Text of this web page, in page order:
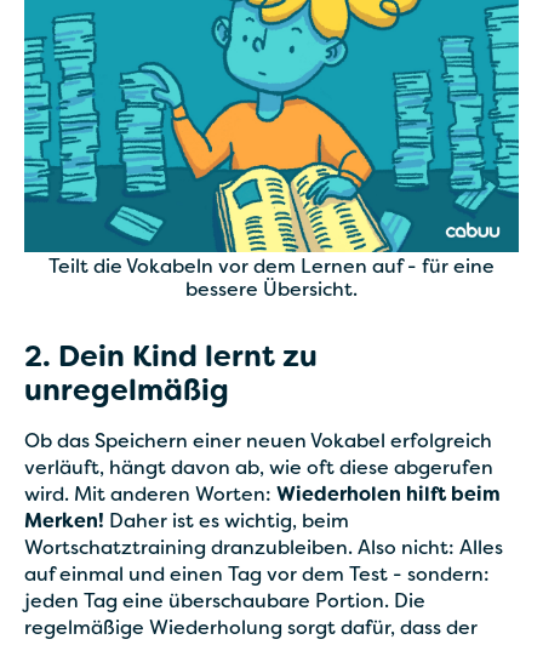
Teilt die Vokabeln vor dem Lernen auf - für eine
bessere Übersicht.
2. Dein Kind lernt zu
unregelmäßig
Ob das Speichern einer neuen Vokabel erfolgreich
verläuft, hängt davon ab, wie oft diese abgerufen
wird. Mit anderen Worten: Wiederholen hilft beim
Merken! Daher ist es wichtig, beim
Wortschatztraining dranzubleiben. Also nicht: Alles
auf einmal und einen Tag vor dem Test - sondern:
jeden Tag eine überschaubare Portion. Die
regelmäßige Wiederholung sorgt dafür, dass der